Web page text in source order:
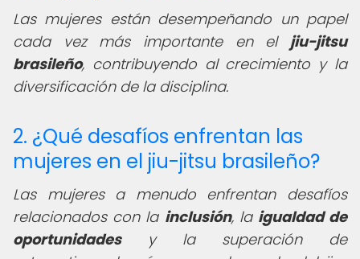
Las mujeres están desempeñando un papel
cada vez más importante en el jiu-jitsu
brasileño, contribuyendo al crecimiento y la
diversificación de la disciplina.
2. ¿Qué desafíos enfrentan las
mujeres en el jiu-jitsu brasileño?
Las mujeres a menudo enfrentan desafíos
relacionados con la inclusión, la igualdad de
oportunidadesy la superación de